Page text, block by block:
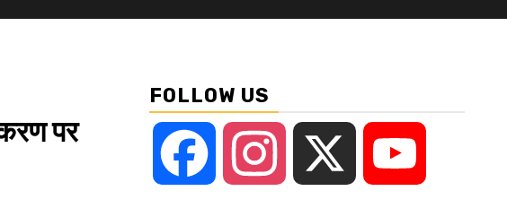
पर
FOLLOW US
Facebook Instagram